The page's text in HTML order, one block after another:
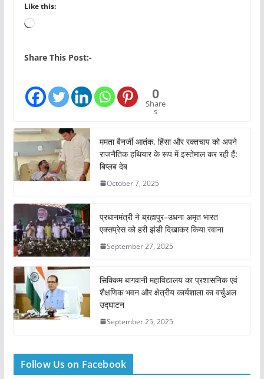
Like this:
L
a
n
…
Share This Post:-
0
Share
s
ममता बैनर्जी आतंक, हिंसा और रक्तचाप को अपने
राजनैतिक हथियार के रूप में इस्तेमाल कर रही हैं:
बिप्लब देब
October 7, 2025
प्रधानमंत्री ने ब्रह्मपुर–उधना अमृत भारत
एक्सप्रेस को हरी झंडी दिखाकर किया रवाना
September 27, 2025
सिक्किम बागवानी महाविद्यालय का प्रशासनिक एवं
शैक्षणिक भवन और क्षेत्रीय कार्यशाला का वर्चुअल
उद्घाटन
September 25, 2025
Follow Us on Facebook